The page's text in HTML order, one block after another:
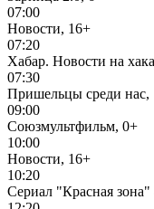
07:00
Новости, 16+
07:20
Хабар. Новости на
07:30
Пришельцы среди нас,
09:00
Союзмультфильм, 0+
10:00
Новости, 16+
10:20
Сериал "Красная зона"